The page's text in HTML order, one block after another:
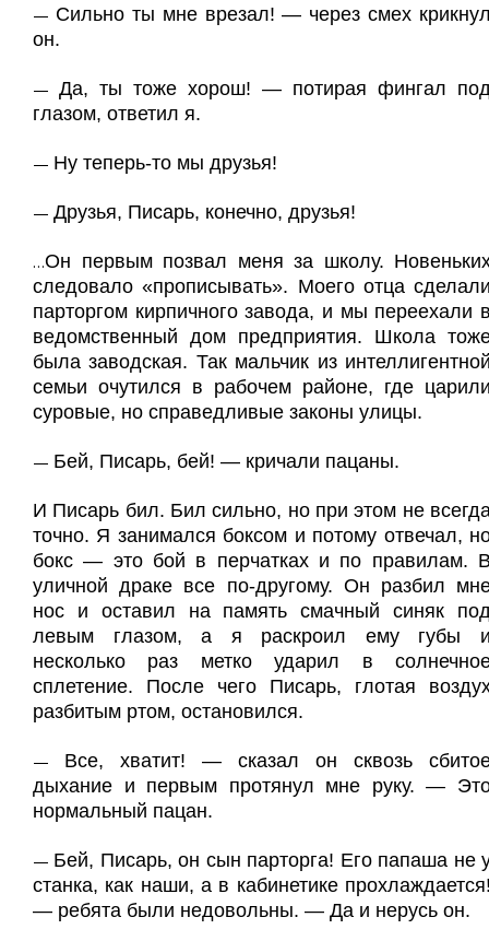
— Сильно ты мне врезал! — через смех
он.
— Да, ты тоже хорош! — потирая фингал
глазом, ответил я.
— Ну теперь-то мы друзья!
— Друзья, Писарь, конечно, друзья!
…Он первым позвал меня за школу.
следовало «прописывать». Моего отца
парторгом кирпичного завода, и мы переехали
ведомственный дом предприятия. Школа
была заводская. Так мальчик из
семьи очутился в рабочем районе, где
суровые, но справедливые законы улицы.
— Бей, Писарь, бей! — кричали пацаны.
И Писарь бил. Бил сильно, но при этом не
точно. Я занимался боксом и потому отвечал,
бокс — это бой в перчатках и по правилам.
уличной драке все по-другому. Он разбил
нос и оставил на память смачный синяк
левым глазом, а я раскроил ему губы
несколько раз метко ударил в
сплетение. После чего Писарь, глотая
разбитым ртом, остановился.
— Все, хватит! — сказал он сквозь
дыхание и первым протянул мне руку. —
нормальный пацан.
— Бей, Писарь, он сын парторга! Его папаша не
станка, как наши, а в кабинетике
— ребята были недовольны. — Да и нерусь он.